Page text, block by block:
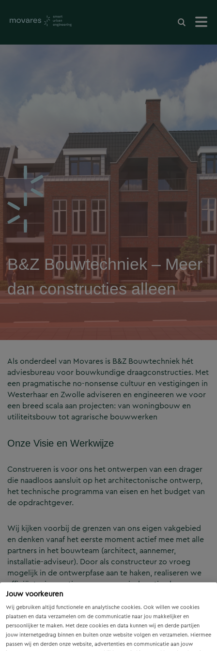
Jouw voorkeuren
Wij gebruiken altijd functionele en analytische cookies. Ook willen we cookies
plaatsen en data verzamelen om de communicatie naar jou makkelijker en
persoonlijker te maken. Met deze cookies en data kunnen wij en derde partijen
jouw internetgedrag binnen en buiten onze website volgen en verzamelen. Hiermee
passen wij en derden onze website, advertenties en communicatie aan jouw
B&Z Bouwtechniek – Meer
dan constructies alleen
Als onderdeel van Movares is B&Z Bouwtechniek hét
adviesbureau voor bouwkundige draagconstructies. Met
een pragmatische no-nonsense cultuur en vestigingen in
Westerhaar en Zwolle adviseren en engineeren we voor
een breed scala aan projecten: van woningbouw en
utiliteitsbouw tot agrarische bouwwerken
Onze Visie en Werkwijze
Construeren is voor ons het ontwerpen van een drager
die naadloos aansluit op het architectonische ontwerp,
het technische programma van eisen en het budget van
de opdrachtgever.
Wij kijken voorbij de grenzen van ons eigen vakgebied
en denken vanaf het eerste moment actief mee met alle
partners in het bouwteam (architect, aannemer,
installatie-adviseur). Door als constructeur zo vroeg
mogelijk in de ontwerpfase aan te haken, realiseren we
efficiënte, innovatieve en economisch optimale
constructies — voor zowel nieuwbouw als renovatie.
Onze Expertises en Activiteiten
B&Z Bouwtechniek verzorgt het volledige constructieve